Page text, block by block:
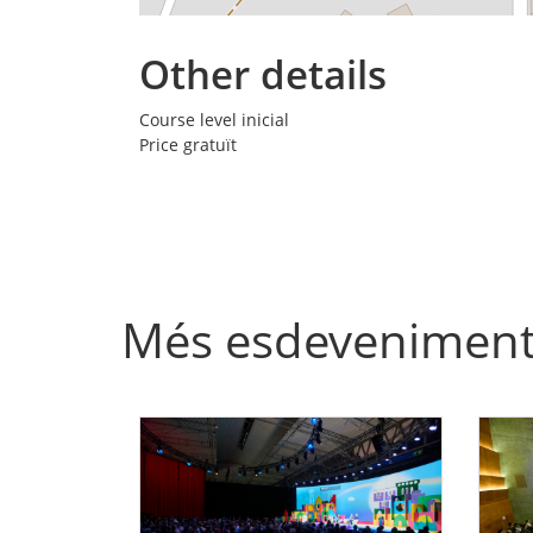
Other details
Course level inicial
Price gratuït
Més